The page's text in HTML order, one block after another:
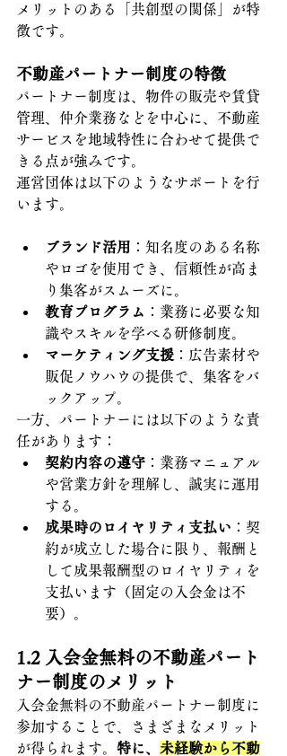
メリットのある「共創型の関係」が特
徴です。
不動産パートナー制度の特徴
パートナー制度は、物件の販売や賃貸
管理、仲介業務などを中心に、不動産
サービスを地域特性に合わせて提供で
きる点が強みです。
運営団体は以下のようなサポートを行
います。
ブランド活用 ：知名度のある名称
やロゴを使用でき、信頼性が高ま
り集客がスムーズに。
教育プログラム ：業務に必要な知
識やスキルを学べる研修制度。
マーケティング支援 ：広告素材や
販促ノウハウの提供で、集客をバ
ックアップ。
一方、パートナーには以下のような責
任があります：
契約内容の遵守 ：業務マニュアル
や営業方針を理解し、誠実に運用
する。
成果時のロイヤリティ支払い ：契
約が成立した場合に限り、報酬と
して成果報酬型のロイヤリティを
支払います（固定の入会金は不
要）。
1.2 入会金無料の不動産パート
ナー制度のメリット
入会金無料の不動産パートナー制度に
参加することで、さまざまなメリット
が得られます。 特に、 未経験から不動